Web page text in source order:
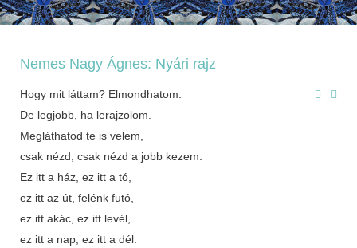
Nemes Nagy Ágnes: Nyári rajz
Hogy mit láttam? Elmondhatom.
De legjobb, ha lerajzolom.
Megláthatod te is velem,
csak nézd, csak nézd a jobb kezem.
Ez itt a ház, ez itt a tó,
ez itt az út, felénk futó,
ez itt akác, ez itt levél,
ez itt a nap, ez itt a dél.